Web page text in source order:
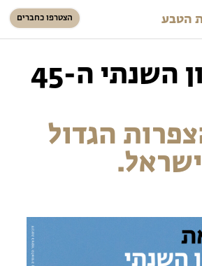
הטבע הצטרפו כחברים
כניסת חברים
סל קניות
מודרכים
יום העיון השנתי ה-45
הגדול